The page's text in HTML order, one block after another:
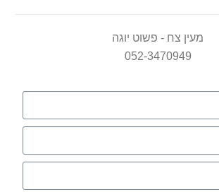
מעין צח - פשוט יוגה
052-3470949